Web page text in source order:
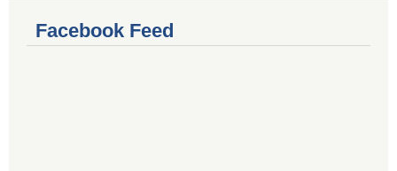
Facebook Feed